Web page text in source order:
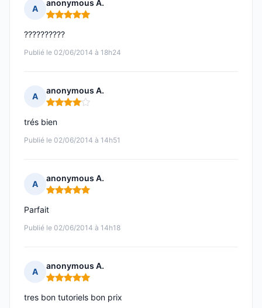
A
anonymous A.
Note : 5 sur 5
Publié le 02/06/2014 à 18h24
??????????
A
anonymous A.
Note : 4 sur 5
Publié le 02/06/2014 à 14h51
trés bien
A
anonymous A.
Note : 5 sur 5
Publié le 02/06/2014 à 14h18
Parfait
A
anonymous A.
Note : 5 sur 5
tres bon tutoriels bon prix